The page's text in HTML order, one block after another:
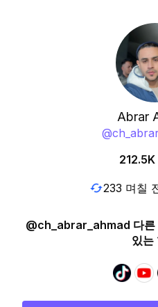
Abrar
@
212.5K
233 며칠
@ch_abrar_ahmad 다른
있는